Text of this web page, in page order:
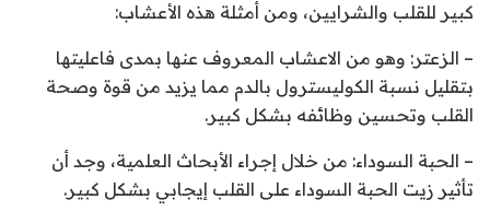
كبير للقلب والشرايين، ومن أمثلة هذه الأعشاب:
– الزعتر: وهو من الاعشاب المعروف عنها بمدى فاعليتها
بتقليل نسبة الكوليسترول بالدم مما يزيد من قوة وصحة
القلب وتحسين وظائفه بشكل كبير.
– الحبة السوداء: من خلال إجراء الأبحاث العلمية، وجد أن
تأثير زيت الحبة السوداء على القلب إيجابي بشكل كبير.